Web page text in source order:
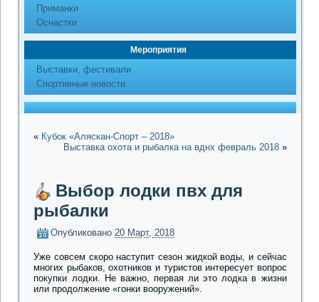
Приманки
Оснастки
Мероприятия
Выставки, фестивали
Спортивные новости
« Кубок «Аляскан-Спорт – 2018»
Выставка охота и рыбалка на вднх февраль 2018»
Выбор лодки пвх для
рыбалки
Опубликовано 20 Март, 2018
Уже совсем скоро наступит сезон жидкой воды, и сейчас
многих рыбаков, охотников и туристов интересует вопрос
покупки лодки. Не важно, первая ли это лодка в жизни
или продолжение «гонки вооружений».